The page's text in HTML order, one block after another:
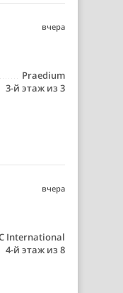
вчера
Praedium
3-й этаж из 3
вчера
International
4-й этаж из 8